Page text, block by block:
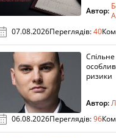
Автор:
07.08.2026Переглядів:40
ризики
Автор:
06.08.2026Переглядів:96